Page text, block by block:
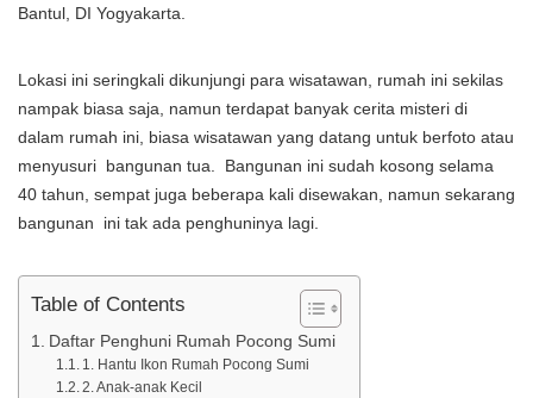
Bantul, DI Yogyakarta.
Lokasi ini seringkali dikunjungi para wisatawan, rumah ini sekilas
nampak biasa saja, namun terdapat banyak cerita misteri di
dalam rumah ini, biasa wisatawan yang datang untuk berfoto atau
menyusuri bangunan tua. Bangunan ini sudah kosong selama
40 tahun, sempat juga beberapa kali disewakan, namun sekarang
bangunan ini tak ada penghuninya lagi.
Table of Contents
Daftar Penghuni Rumah Pocong Sumi
1. Hantu Ikon Rumah Pocong Sumi
2. Anak-anak Kecil